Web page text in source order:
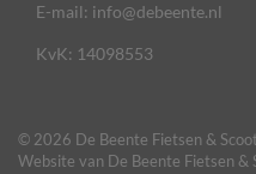
E-mail: info@debeente.nl
KvK: 14098553
© 2026 De Beente Fietsen &
Website van De Beente Fietsen &